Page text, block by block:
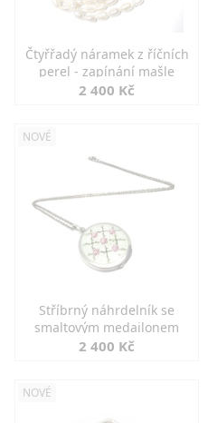
Čtyřřadý náramek z říčních
perel - zapínání mašle
2 400 Kč
NOVÉ
Stříbrný náhrdelník se
smaltovým medailonem
2 400 Kč
NOVÉ